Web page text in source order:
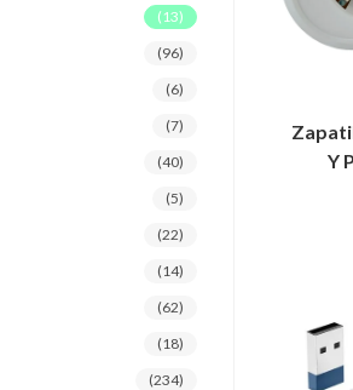
Y
(13)
(96)
(6)
(7)
(40)
(5)
(22)
(14)
(62)
(18)
(234)